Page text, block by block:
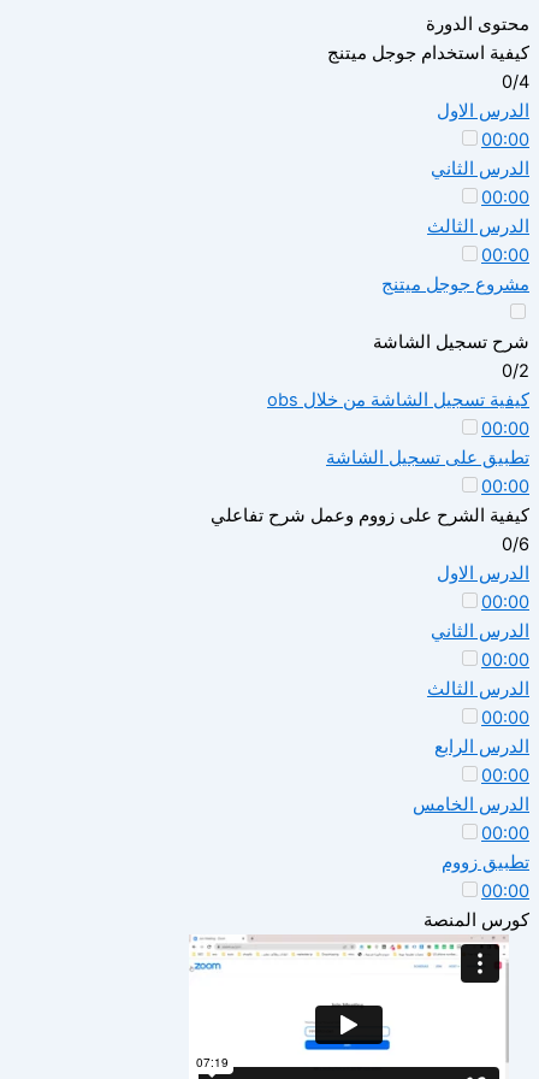
محتوى الدورة
كيفية استخدام جوجل ميتنج
0/4
الدرس الاول
00:00
الدرس الثاني
00:00
الدرس الثالث
00:00
مشروع جوجل ميتنج
شرح تسجيل الشاشة
0/2
كيفية تسجيل الشاشة من خلال obs
00:00
تطبيق على تسجيل الشاشة
00:00
كيفية الشرح على زووم وعمل شرح تفاعلي
0/6
الدرس الاول
00:00
الدرس الثاني
00:00
الدرس الثالث
00:00
الدرس الرابع
00:00
الدرس الخامس
00:00
تطبيق زووم
00:00
كورس المنصة